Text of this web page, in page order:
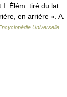
Élém. tiré du lat.
en arrière ». A.
Universelle